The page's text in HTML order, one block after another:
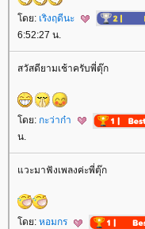
ดย: เริงฤดีนะ
6:52:27 น.
สวัสดียามเช้าครับพี่ตุ๊ก
ดย: กะว่าก๋า
น.
วะมาฟังเพลงค่ะพี่ตุ๊ก
ดย: หอมกร